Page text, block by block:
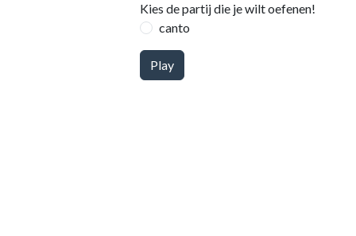
Kies de partij die je wilt oefenen!
canto
Play